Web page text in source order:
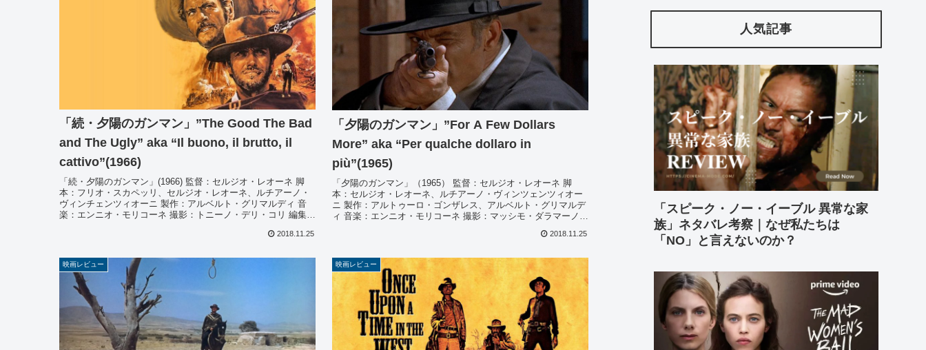
「続・夕陽のガンマン」”The Good The Bad
and The Ugly” aka “Il buono, il brutto, il
cattivo”(1966)
「続・夕陽のガンマン」(1966) 監督：セルジオ・レオーネ 脚
本：フリオ・スカペッリ、セルジオ・レオーネ、ルチアーノ・
ヴィンチェンツィオーニ 製作：アルベルト・グリマルディ 音
楽：エンニオ・モリコーネ 撮影：トニーノ・デリ・コリ 編集：
2018.11.25
「夕陽のガンマン」”For A Few Dollars
More” aka “Per qualche dollaro in
più”(1965)
「夕陽のガンマン」（1965） 監督：セルジオ・レオーネ 脚
本：セルジオ・レオーネ、ルチアーノ・ヴィンツェンツィオー
ニ 製作：アルトゥーロ・ゴンザレス、アルベルト・グリマルデ
ィ 音楽：エンニオ・モリコーネ 撮影：マッシモ・ダラマーノ
2018.11.25
映画レビュー 映画レビュー
人気記事
「スピーク・ノー・イーブル 異常な家
族」ネタバレ考察｜なぜ私たちは
「NO」と言えないのか？